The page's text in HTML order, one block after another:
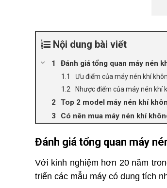
Nội dung bài viết
Đánh giá tổng quan máy nén
Ưu điểm của máy nén khí
Nhược điểm của máy nén khí
Top 2 model máy nén khí
Có nên mua máy nén khí
Đánh giá tổng quan máy
Với kinh nghiệm hơn 20 năm
triển các mẫu máy có dung tích